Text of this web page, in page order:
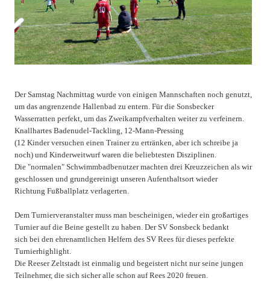
Der Samstag Nachmittag wurde von einigen Mannschaften noch genutzt,
um das angrenzende Hallenbad zu entern. Für die Sonsbecker
Wasserratten perfekt, um das Zweikampfverhalten weiter zu verfeinern.
Knallhartes Badenudel-Tackling, 12-Mann-Pressing
(12 Kinder versuchen einen Trainer zu ertränken, aber ich schreibe ja
noch) und Kinderweitwurf waren die beliebtesten Disziplinen.
Die "normalen" Schwimmbadbenutzer machten drei Kreuzzeichen als wir
geschlossen und grundgereinigt unseren Aufenthaltsort wieder
Richtung Fußballplatz verlagerten.
Dem Turnierveranstalter muss man bescheinigen, wieder ein großartiges
Turnier auf die Beine gestellt zu haben. Der SV Sonsbeck bedankt
sich bei den ehrenamtlichen Helfern des SV Rees für dieses perfekte
Turnierhighlight.
Die Reeser Zeltstadt ist einmalig und begeistert nicht nur seine jungen
Teilnehmer, die sich sicher alle schon auf Rees 2020 freuen.